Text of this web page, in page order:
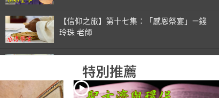
【信仰之旅】第十七集：「感恩祭宴」—錢
玲珠 老師
錢玲珠 老師特別推薦